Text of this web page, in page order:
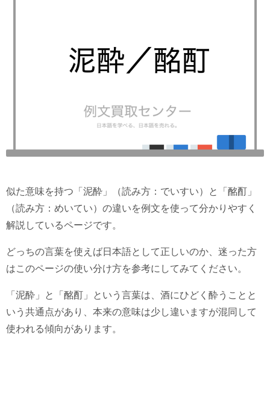
似た意味を持つ「泥酔」（読み方：でいすい）と「酩酊」
（読み方：めいてい）の違いを例文を使って分かりやすく
解説しているページです。
どっちの言葉を使えば日本語として正しいのか、迷った方
はこのページの使い分け方を参考にしてみてください。
「泥酔」と「酩酊」という言葉は、酒にひどく酔うことと
いう共通点があり、本来の意味は少し違いますが混同して
使われる傾向があります。